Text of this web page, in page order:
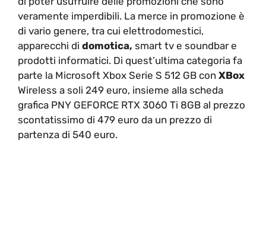
veramente imperdibili. La merce in promozione è
di vario genere, tra cui elettrodomestici,
apparecchi di domotica, smart tv e soundbar e
prodotti informatici. Di quest’ultima categoria fa
parte la Microsoft Xbox Serie S 512 GB con XBox
Wireless a soli 249 euro, insieme alla scheda
grafica PNY GEFORCE RTX 3060 Ti 8GB al prezzo
scontatissimo di 479 euro da un prezzo di
partenza di 540 euro.